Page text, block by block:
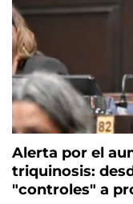
Alerta por el
triquinosis:
"controles" a